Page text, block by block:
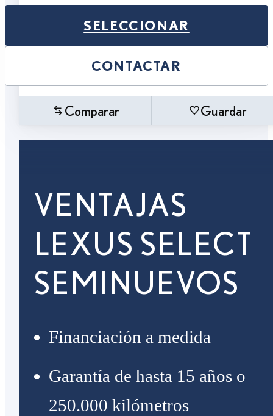
SELECCIONAR
CONTACTAR
Comparar Guardar
VENTAJAS
LEXUS SELECT
SEMINUEVOS
Financiación a medida
Garantía de hasta 15 años o
250.000 kilómetros